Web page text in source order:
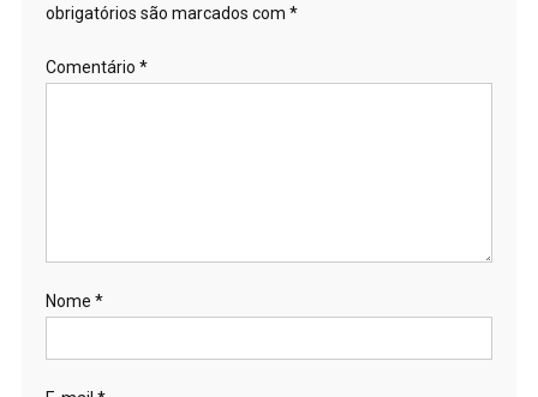
obrigatórios são marcados com *
Comentário *
Nome *